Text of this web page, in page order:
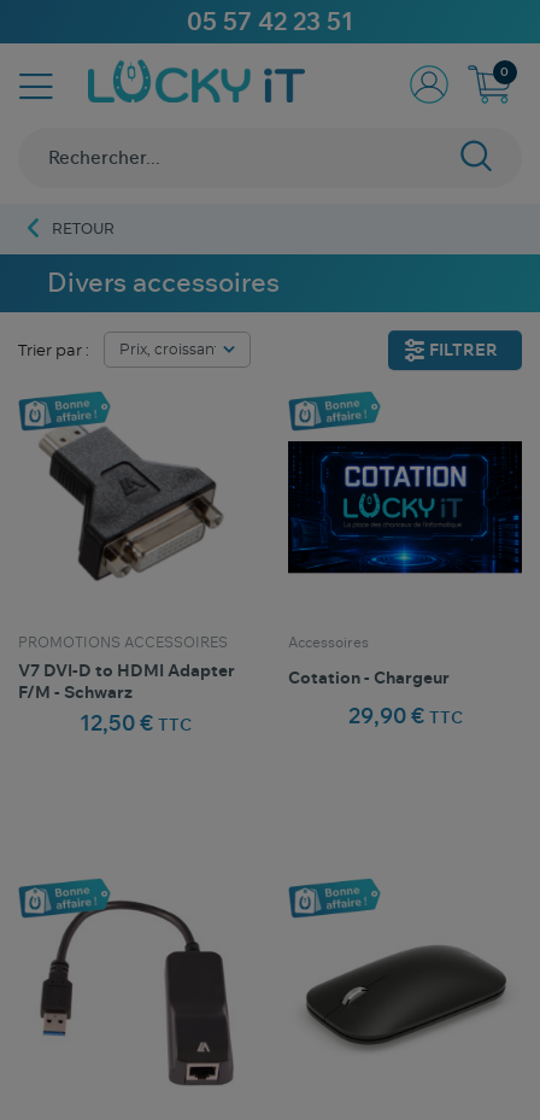
05 57 42 23 51
0
RETOUR
Divers accessoires
Trier par : FILTRER
PROMOTIONS ACCESSOIRES
V7 DVI-D to HDMI Adapter
F/M - Schwarz
12,50 € TTC
Accessoires
Cotation - Chargeur
29,90 € TTC